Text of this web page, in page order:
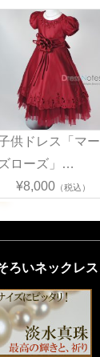
供ドレス「マー
ズローズ」…
¥8,000（税込）
ろいネックレス